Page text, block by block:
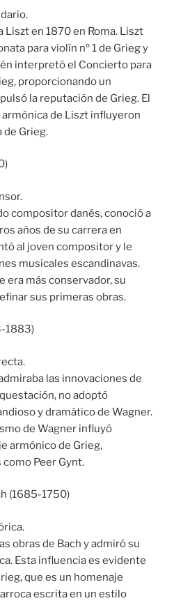
Liszt en 1870 en Roma. Liszt
para violín nº 1 de Grieg y
interpretó el Concierto para
proporcionando un
la reputación de Grieg. El
de Liszt influyeron
de Grieg.
compositor danés, conoció a
años de su carrera en
al joven compositor y le
musicales escandinavas.
era más conservador, su
sus primeras obras.
1883)
las innovaciones de
no adoptó
y dramático de Wagner.
de Wagner influyó
armónico de Grieg,
Peer Gynt.
(1685-1750)
obras de Bach y admiró su
Esta influencia es evidente
que es un homenaje
escrita en un estilo